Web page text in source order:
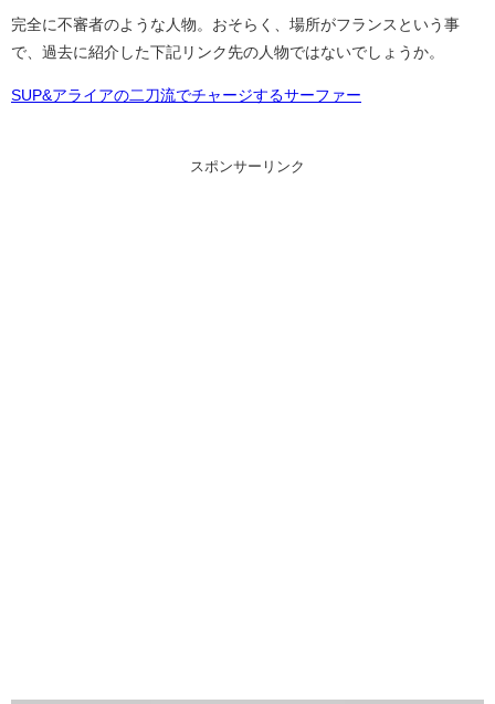
完全に不審者のような人物。おそらく、場所がフランスという事
で、過去に紹介した下記リンク先の人物ではないでしょうか。
SUP&アライアの二刀流でチャージするサーファー
スポンサーリンク